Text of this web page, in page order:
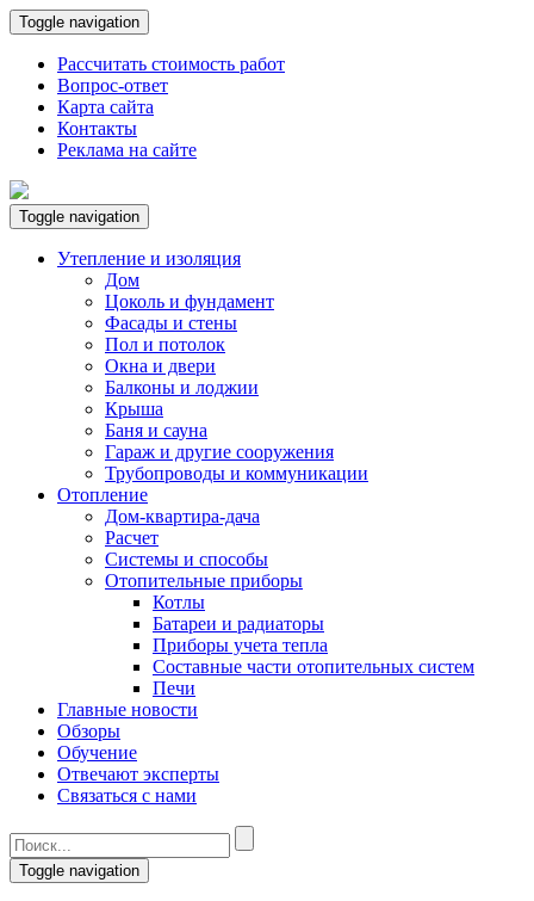
Toggle navigation
Рассчитать стоимость работ
Вопрос-ответ
Карта сайта
Контакты
Реклама на сайте
Toggle navigation
Утепление и изоляция
Дом
Цоколь и фундамент
Фасады и стены
Пол и потолок
Окна и двери
Балконы и лоджии
Крыша
Баня и сауна
Гараж и другие сооружения
Трубопроводы и коммуникации
Отопление
Дом-квартира-дача
Расчет
Системы и способы
Отопительные приборы
Котлы
Батареи и радиаторы
Приборы учета тепла
Составные части отопительных систем
Печи
Главные новости
Обзоры
Обучение
Отвечают эксперты
Связаться с нами
Toggle navigation